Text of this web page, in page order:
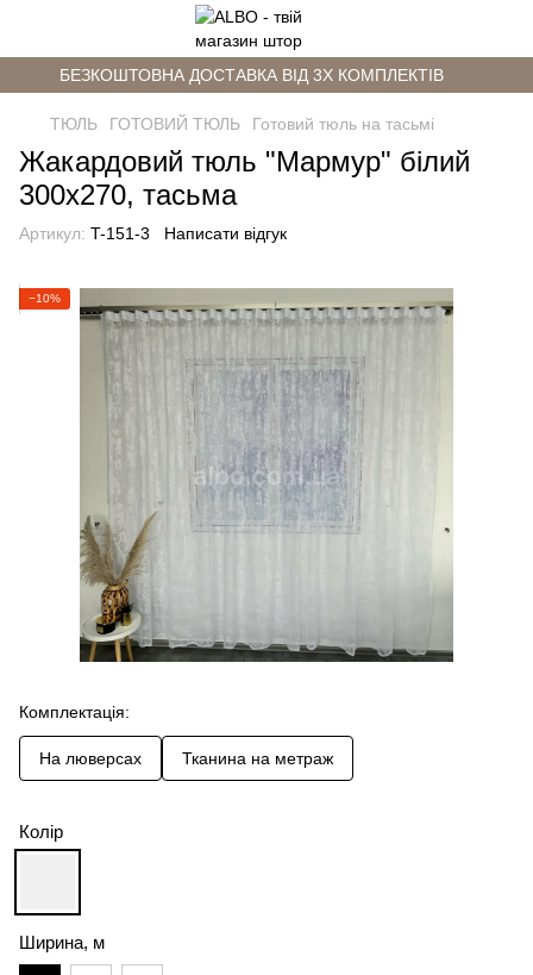
БЕЗКОШТОВНА ДОСТАВКА ВІД 3Х КОМПЛЕКТІВ
ТЮЛЬ ГОТОВИЙ ТЮЛЬ Готовий тюль на тасьмі
Жакардовий тюль "Мармур" білий
300х270, тасьма
Артикул: T-151-3 Написати відгук
−10%
Комплектація:
На люверсах Тканина на метраж
Колір
Ширина, м